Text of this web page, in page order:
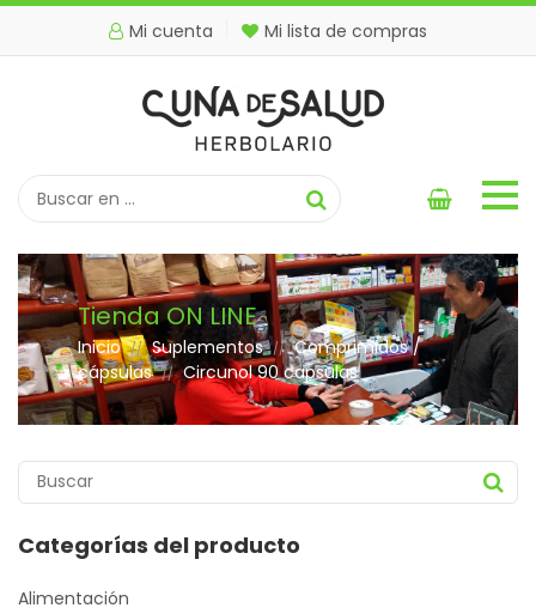
Mi cuenta Mi lista de compras
Tienda ON LINE
Inicio // Suplementos // Comprimidos /
cápsulas // Circunol 90 capsulas
Categorías del producto
Alimentación